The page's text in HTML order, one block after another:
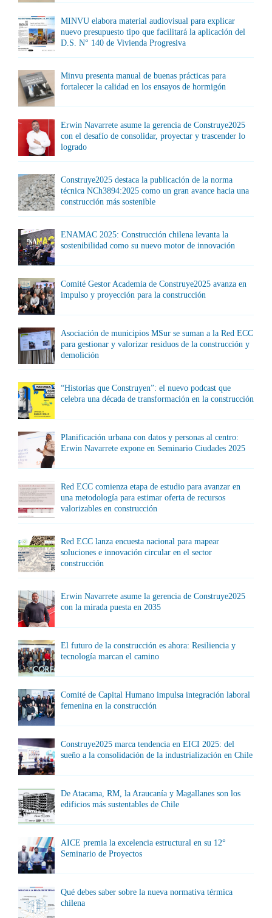
MINVU elabora material audiovisual para explicar
nuevo presupuesto tipo que facilitará la aplicación del
D.S. N° 140 de Vivienda Progresiva
Minvu presenta manual de buenas prácticas para
fortalecer la calidad en los ensayos de hormigón
Erwin Navarrete asume la gerencia de Construye2025
con el desafío de consolidar, proyectar y trascender lo
logrado
Construye2025 destaca la publicación de la norma
técnica NCh3894:2025 como un gran avance hacia una
construcción más sostenible
ENAMAC 2025: Construcción chilena levanta la
sostenibilidad como su nuevo motor de innovación
Comité Gestor Academia de Construye2025 avanza en
impulso y proyección para la construcción
Asociación de municipios MSur se suman a la Red ECC
para gestionar y valorizar residuos de la construcción y
demolición
“Historias que Construyen”: el nuevo podcast que
celebra una década de transformación en la construcción
Planificación urbana con datos y personas al centro:
Erwin Navarrete expone en Seminario Ciudades 2025
Red ECC comienza etapa de estudio para avanzar en
una metodología para estimar oferta de recursos
valorizables en construcción
Red ECC lanza encuesta nacional para mapear
soluciones e innovación circular en el sector
construcción
Erwin Navarrete asume la gerencia de Construye2025
con la mirada puesta en 2035
El futuro de la construcción es ahora: Resiliencia y
tecnología marcan el camino
Comité de Capital Humano impulsa integración laboral
femenina en la construcción
Construye2025 marca tendencia en EICI 2025: del
sueño a la consolidación de la industrialización en Chile
De Atacama, RM, la Araucanía y Magallanes son los
edificios más sustentables de Chile
AICE premia la excelencia estructural en su 12°
Seminario de Proyectos
Qué debes saber sobre la nueva normativa térmica
chilena